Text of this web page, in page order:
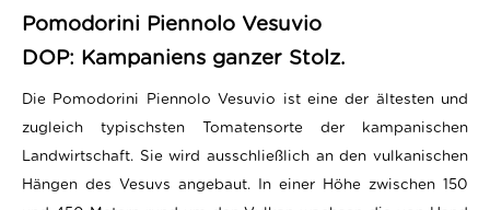
Pomodorini Piennolo Vesuvio
DOP: Kampaniens ganzer Stolz.
Die Pomodorini Piennolo Vesuvio ist eine der ältesten und
zugleich typischsten Tomatensorte der kampanischen
Landwirtschaft. Sie wird ausschließlich an den vulkanischen
Hängen des Vesuvs angebaut. In einer Höhe zwischen 150